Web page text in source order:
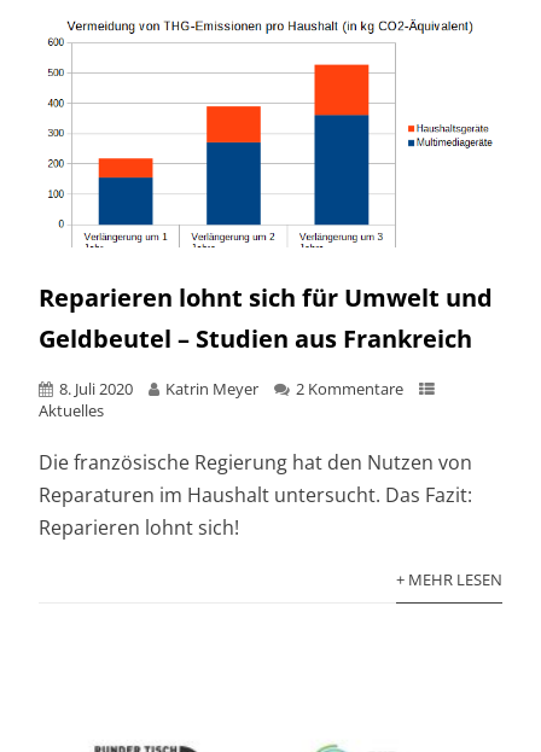
Reparieren lohnt sich für Umwelt und
Geldbeutel – Studien aus Frankreich
8. Juli 2020 Katrin Meyer
2 Kommentare
Aktuelles
Die französische Regierung hat den Nutzen von
Reparaturen im Haushalt untersucht. Das Fazit:
Reparieren lohnt sich!
+ MEHR LESEN